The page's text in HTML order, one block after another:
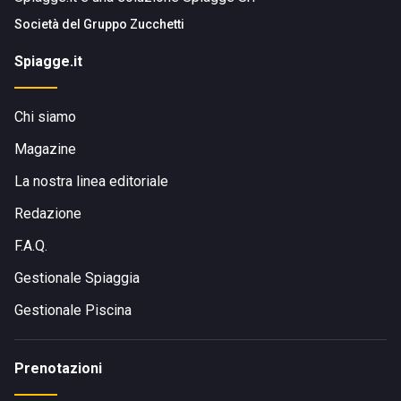
Società del Gruppo Zucchetti
Spiagge.it
Chi siamo
Magazine
La nostra linea editoriale
Redazione
F.A.Q.
Gestionale Spiaggia
Gestionale Piscina
Prenotazioni